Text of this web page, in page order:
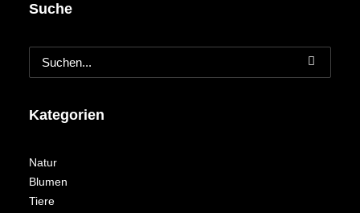
Suche
Kategorien
Natur
Blumen
Tiere